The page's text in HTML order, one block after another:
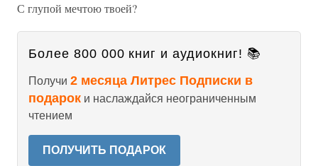
С глупой мечтою твоей?
Более 800 000 книг и аудиокниг! 📚
Получи 2 месяца Литрес Подписки в
подарок и наслаждайся неограниченным
чтением
ПОЛУЧИТЬ ПОДАРОК